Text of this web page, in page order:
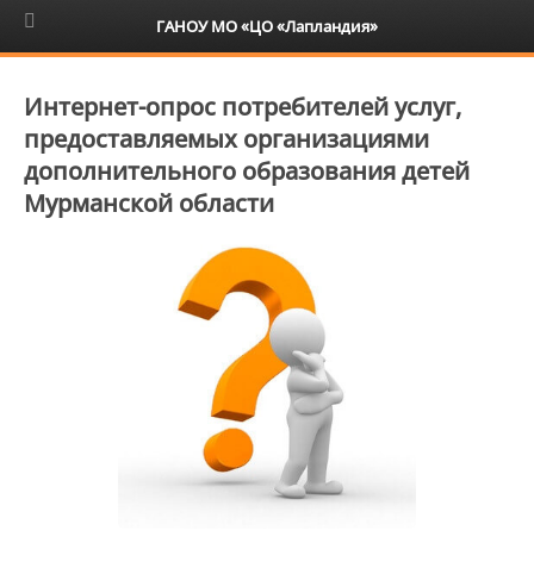
6+
Интернет-опрос потребителей услуг,
предоставляемых организациями
дополнительного образования детей
Мурманской области
ГАНОУ МО «ЦО «Лапландия»